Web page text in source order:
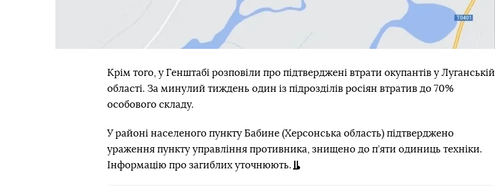
Крім того, у Генштабі розповіли про підтверджені втрати окупантів у Луганській
області. За минулий тиждень один із підрозділів росіян втратив до 70%
особового складу.
У районі населеного пункту Бабине (Херсонська область) підтверджено
ураження пункту управління противника, знищено до п’яти одиниць техніки.
Інформацію про загиблих уточнюють.